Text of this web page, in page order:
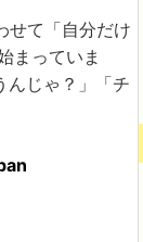
せて「自分だけ
まっていま
んじゃ？」「チ